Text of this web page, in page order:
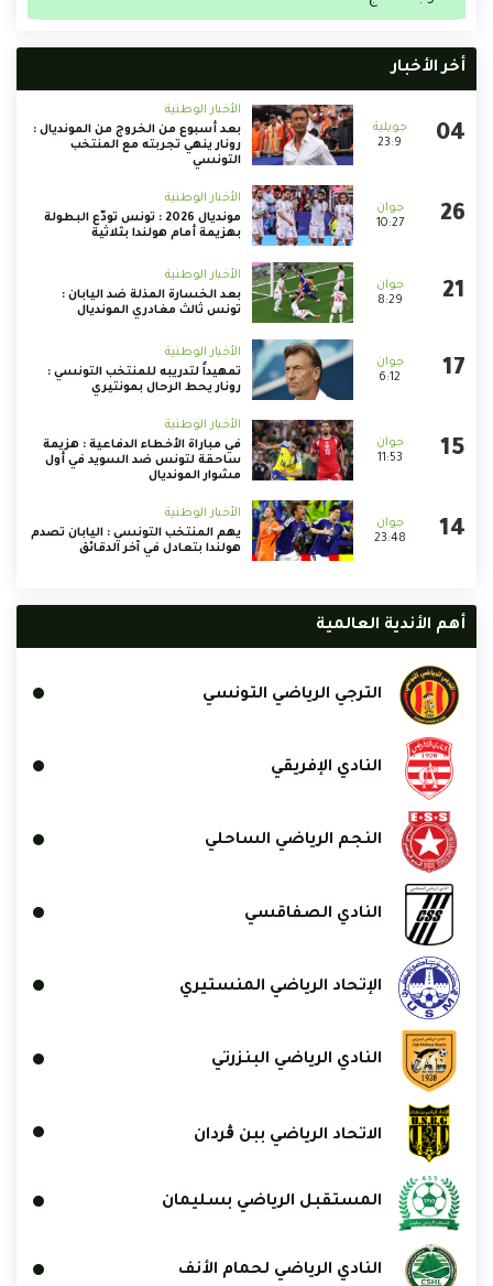
أخر الأخبار
23:9
الأخبار الوطنية
بعد أسبوع من الخروج من المونديال :
رونار ينهي تجربته مع المنتخب
التونسي
10:27
الأخبار الوطنية
مونديال 2026 : تونس تودّع البطولة
بهزيمة أمام هولندا بثلاثية
8:29
الأخبار الوطنية
بعد الخسارة المذلة ضد اليابان :
تونس ثالث مغادري المونديال
6:12
الأخبار الوطنية
تمهيداً لتدريبه للمنتخب التونسي :
رونار يحط الرحال بمونتيري
11:53
الأخبار الوطنية
في مباراة الأخطاء الدفاعية : هزيمة
ساحقة لتونس ضد السويد في أول
مشوار المونديال
23:48
الأخبار الوطنية
يهم المنتخب التونسي : اليابان تصدم
هولندا بتعادل في آخر الدقائق
أهم الأندية العالمية
الترجي الرياضي التونسي
النادي الإفريقي
النجم الرياضي الساحلي
النادي الصفاقسي
الإتحاد الرياضي المنستيري
النادي الرياضي البنزرتي
الاتحاد الرياضي ببن ڨردان
المستقبل الرياضي بسليمان
النادي الرياضي لحمام الأنف